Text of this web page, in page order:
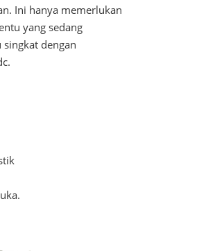
Ini hanya memerlukan
yang sedang
dengan